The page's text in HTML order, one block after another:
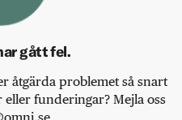
gått fel.
åtgärda problemet så snart
funderingar? Mejla oss